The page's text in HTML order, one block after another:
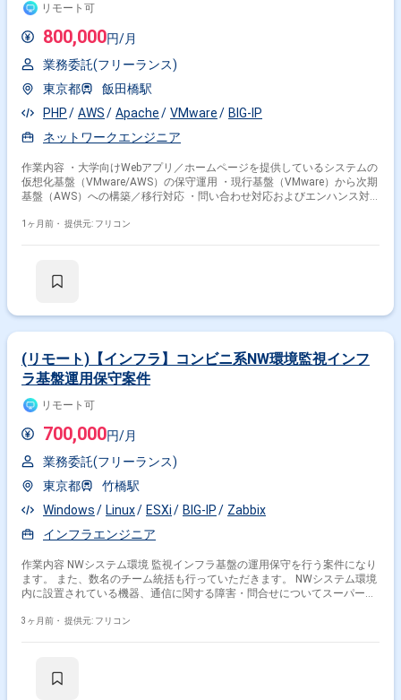
リモート可
800,000円/月
業務委託(フリーランス)
東京都
飯田橋駅
PHP
AWS Apache VMware
BIG-IP
ネットワークエンジニア
作業内容 ・大学向けWebアプリ／ホームページを提供しているシステムの
仮想化基盤（VMware/AWS）の保守運用 ・現行基盤（VMware）から次期
基盤（AWS）への構築／移行対応 ・問い合わせ対応およびエンハンス対
作業、初回作業時には手順書作成も実施
1ヶ月前・ 提供元: フリコン
(リモート)【インフラ】コンビニ系NW環境監視インフ
ラ基盤運用保守案件
リモート可
700,000円/月
業務委託(フリーランス)
東京都
竹橋駅
Windows
Linux ESXi BIG-IP
Zabbix
インフラエンジニア
作業内容 NWシステム環境 監視インフラ基盤の運用保守を行う案件になり
ます。 また、数名のチーム統括も行っていただきます。 NWシステム環境
内に設置されている機器、通信に関する障害・問合せについてスーパーバ
討・提案に務めます。 特権ID管理システムの運用業務として、以下のよう
3ヶ月前・ 提供元: フリコン